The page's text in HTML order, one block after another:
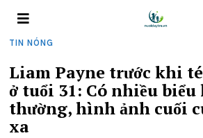
TIN NÓNG
Liam Payne trước khi
ở tuổi 31: Có nhiều biểu
thường, hình ảnh cuối
xa